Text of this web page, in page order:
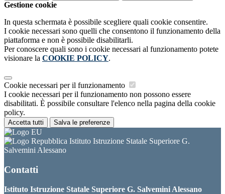
Gestione cookie
In questa schermata è possibile scegliere quali cookie consentire.
I cookie necessari sono quelli che consentono il funzionamento della
piattaforma e non è possibile disabilitarli.
Per conoscere quali sono i cookie necessari al funzionamento potete
visionare la COOKIE POLICY.
Cookie necessari per il funzionamento
I cookie necessari per il funzionamento non possono essere
disabilitati. È possibile consultare l'elenco nella pagina della cookie
policy.
Accetta tutti Salva le preferenze
Istituto Istruzione Statale Superiore G.
Salvemini Alessano
Contatti
Istituto Istruzione Statale Superiore G. Salvemini Alessano